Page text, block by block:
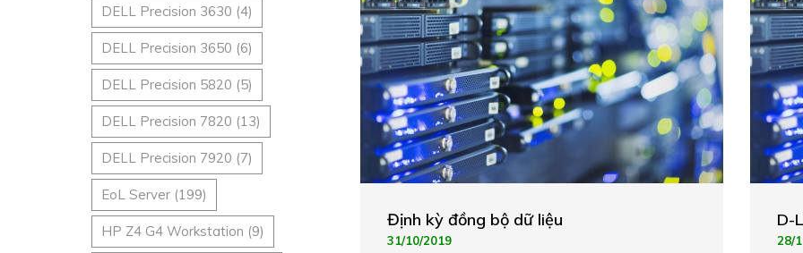
DELL Precision 3630 (4)
DELL Precision 3650 (6)
DELL Precision 5820 (5)
DELL Precision 7820 (13)
DELL Precision 7920 (7)
EoL Server (199)
HP Z4 G4 Workstation (9)
Định kỳ đồng bộ dữ liệu
31/10/2019
D-
28/